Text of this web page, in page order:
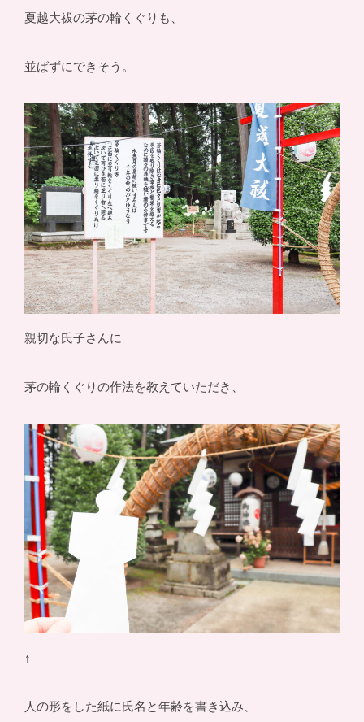
夏越大祓の茅の輪くぐりも、
並ばずにできそう。
親切な氏子さんに
茅の輪くぐりの作法を教えていただき、
↑
人の形をした紙に氏名と年齢を書き込み、